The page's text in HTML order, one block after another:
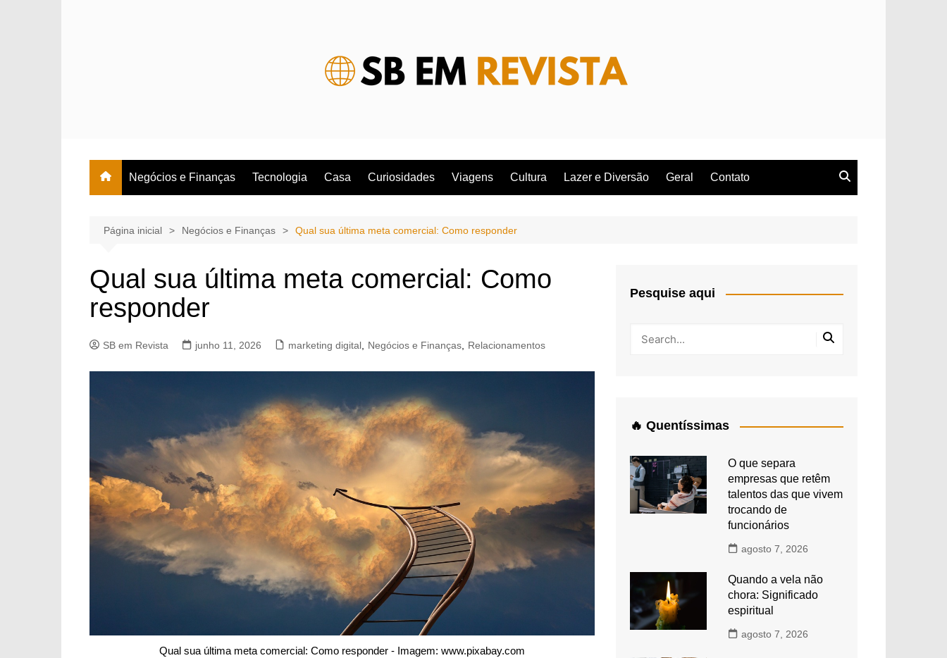
Negócios e Finanças Tecnologia Casa Curiosidades Viagens Cultura Lazer e Diversão Geral Contato
Página inicial Negócios e Finanças Qual sua última meta comercial: Como responder
Qual sua última meta comercial: Como
responder
SB em Revista junho 11, 2026 marketing digital Negócios e Finanças Relacionamentos
Qual sua última meta comercial: Como responder - Imagem: www.pixabay.com
Pesquise aqui
🔥 Quentíssimas
O que separa
empresas que retêm
talentos das que vivem
trocando de
funcionários
agosto 7, 2026
Quando a vela não
chora: Significado
espiritual
agosto 7, 2026